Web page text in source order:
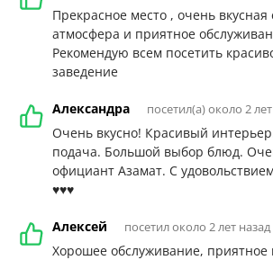
Прекрасное место , очень вкусная
атмосфера и приятное
Рекомендую всем посетить
заведение
Александра посетил(а) около 2
Очень вкусно! Красивый
подача. Большой выбор блюд.
официант Азамат. С
♥️♥️♥️
Алексей посетил около 2 лет назад
Хорошее обслуживание, приятное